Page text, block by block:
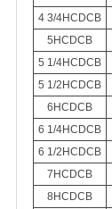
4 3/4HCDCB
5HCDCB
5 1/4HCDCB
5 1/2HCDCB
6HCDCB
6 1/4HCDCB
6 1/2HCDCB
7HCDCB
8HCDCB